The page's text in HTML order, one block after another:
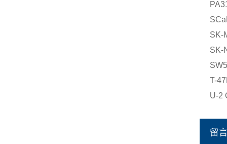
SK-
SK-
T-
U-2
留